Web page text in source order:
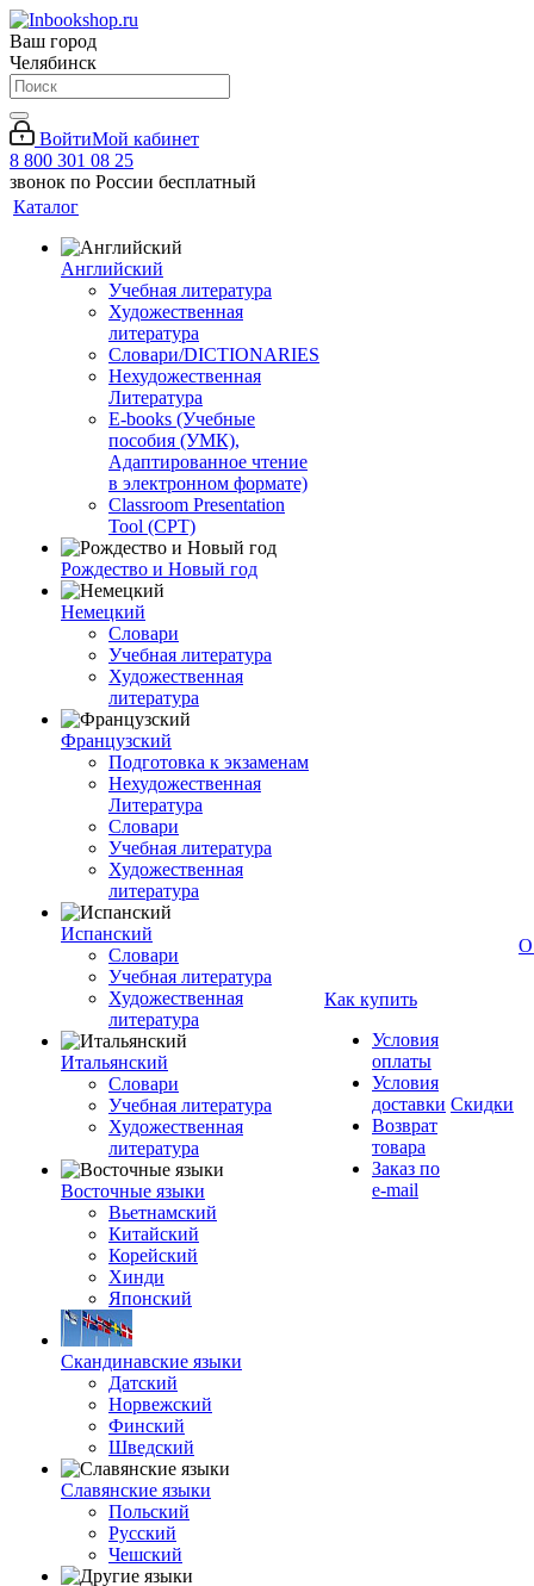
Ваш город
Челябинск
ВойтиМой кабинет
8 800 301 08 25
звонок по России бесплатный
Каталог
Английский
Учебная литература
Художественная
литература
Словари/DICTIONARIES
Нехудожественная
Литература
E-books (Учебные
пособия (УМК),
Адаптированное чтение
в электронном формате)
Classroom Presentation
Tool (CPT)
Рождество и Новый год
Немецкий
Словари
Учебная литература
Художественная
литература
Французский
Подготовка к экзаменам
Нехудожественная
Литература
Словари
Учебная литература
Художественная
литература
Испанский
Словари
Учебная литература
Художественная
литература
Итальянский
Словари
Учебная литература
Художественная
литература
Восточные языки
Вьетнамский
Китайский
Корейский
Хинди
Японский
Скандинавские языки
Датский
Норвежский
Финский
Шведский
Славянские языки
Польский
Русский
Чешский
Как купить
Условия
оплаты
Условия
доставки
Возврат
товара
Заказ по
e-mail
Скидки
О